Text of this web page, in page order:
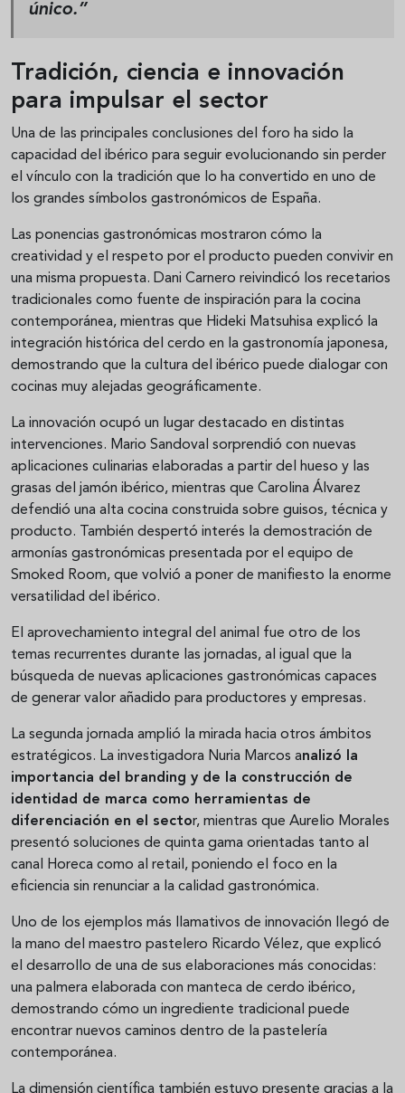
único.”
Tradición, ciencia e innovación
para impulsar el sector
Una de las principales conclusiones del foro ha sido la
capacidad del ibérico para seguir evolucionando sin perder
el vínculo con la tradición que lo ha convertido en uno de
los grandes símbolos gastronómicos de España.
Las ponencias gastronómicas mostraron cómo la
creatividad y el respeto por el producto pueden convivir en
una misma propuesta. Dani Carnero reivindicó los recetarios
tradicionales como fuente de inspiración para la cocina
contemporánea, mientras que Hideki Matsuhisa explicó la
integración histórica del cerdo en la gastronomía japonesa,
demostrando que la cultura del ibérico puede dialogar con
cocinas muy alejadas geográficamente.
La innovación ocupó un lugar destacado en distintas
intervenciones. Mario Sandoval sorprendió con nuevas
aplicaciones culinarias elaboradas a partir del hueso y las
grasas del jamón ibérico, mientras que Carolina Álvarez
defendió una alta cocina construida sobre guisos, técnica y
producto. También despertó interés la demostración de
armonías gastronómicas presentada por el equipo de
Smoked Room, que volvió a poner de manifiesto la enorme
versatilidad del ibérico.
El aprovechamiento integral del animal fue otro de los
temas recurrentes durante las jornadas, al igual que la
búsqueda de nuevas aplicaciones gastronómicas capaces
de generar valor añadido para productores y empresas.
La segunda jornada amplió la mirada hacia otros ámbitos
estratégicos. La investigadora Nuria Marcos analizó la
importancia del branding y de la construcción de
identidad de marca como herramientas de
diferenciación en el sector, mientras que Aurelio Morales
presentó soluciones de quinta gama orientadas tanto al
canal Horeca como al retail, poniendo el foco en la
eficiencia sin renunciar a la calidad gastronómica.
Uno de los ejemplos más llamativos de innovación llegó de
la mano del maestro pastelero Ricardo Vélez, que explicó
el desarrollo de una de sus elaboraciones más conocidas:
una palmera elaborada con manteca de cerdo ibérico,
demostrando cómo un ingrediente tradicional puede
encontrar nuevos caminos dentro de la pastelería
contemporánea.
La dimensión científica también estuvo presente gracias a la